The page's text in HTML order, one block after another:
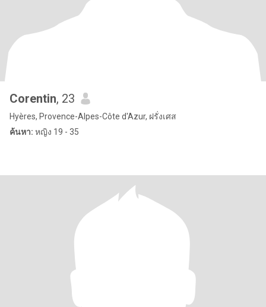
Corentin, 23
Hyères, Provence-Alpes-Côte d'Azur, ฝรั่งเศส
ค้นหา: หญิง 19 - 35